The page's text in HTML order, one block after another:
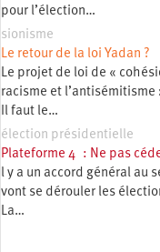
pour l’élection…
sionisme
Le retour de la loi Yadan ?
Le projet de loi de «
racisme et l’antisémitisme
Il faut le…
élection présidentielle
Plateforme 4 : Ne pas
l y a un accord général au
vont se dérouler les
La…